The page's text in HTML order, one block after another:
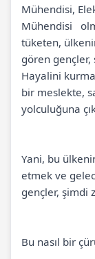
Mühendisi,
Mühendisi
tüketen,
gören gençler,
Hayalini
bir meslekte,
yolculuğuna
Yani, bu
etmek ve
gençler, şimdi
Bu nasıl bir